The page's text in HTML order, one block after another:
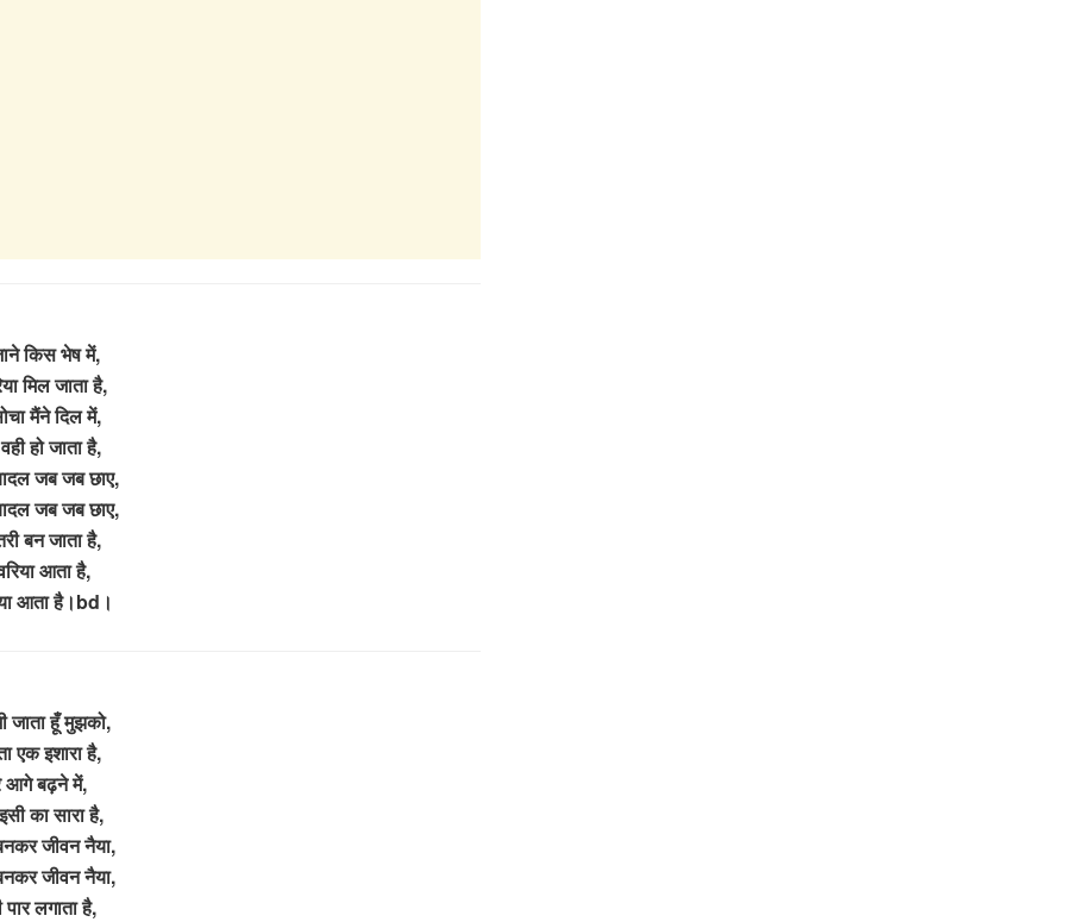
किस भेष में,
मिल जाता है,
मैंने दिल में,
हो जाता है,
जब जब छाए,
जब जब छाए,
बन जाता है,
आता है,
आता है।bd।
जाता हूँ मुझको,
एक इशारा है,
आगे बढ़ने में,
का सारा है,
जीवन नैया,
जीवन नैया,
पार लगाता है,